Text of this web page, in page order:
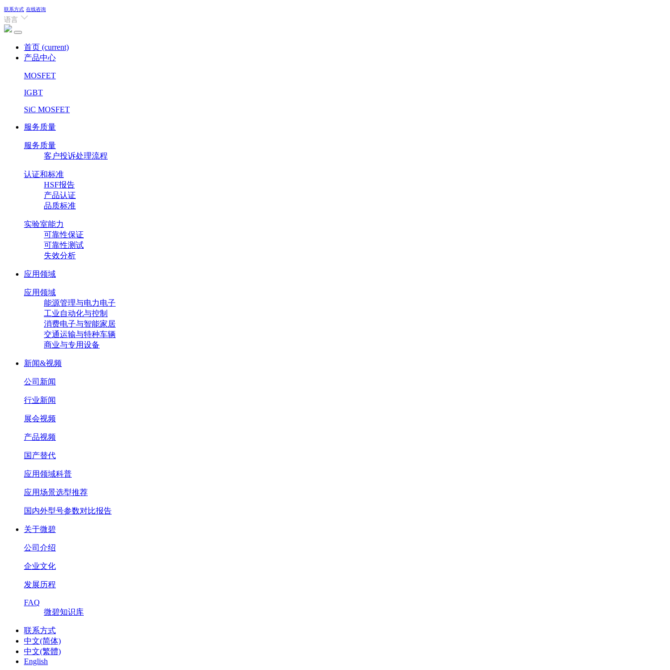
联系方式 在线咨询
语言
首页 (current)
产品中心
MOSFET
IGBT
SiC MOSFET
服务质量
服务质量
客户投诉处理流程
认证和标准
HSF报告
产品认证
品质标准
实验室能力
可靠性保证
可靠性测试
失效分析
应用领域
应用领域
能源管理与电力电子
工业自动化与控制
消费电子与智能家居
交通运输与特种车辆
商业与专用设备
新闻&视频
公司新闻
行业新闻
展会视频
产品视频
国产替代
应用领域科普
应用场景选型推荐
国内外型号参数对比报告
关于微碧
公司介绍
企业文化
发展历程
FAQ
微碧知识库
联系方式
中文(简体)
中文(繁體)
English